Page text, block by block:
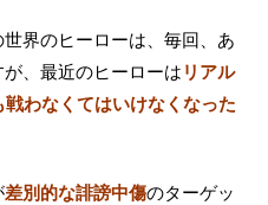
界のヒーローは、毎回、あ
、最近のヒーローは リアル
わなくてはいけなくなった
差別的な誹謗中傷のターゲッ